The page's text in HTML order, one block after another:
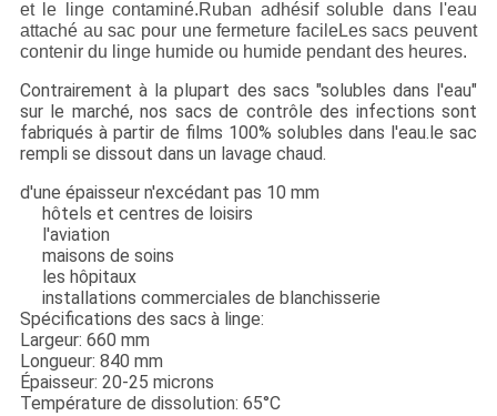
et le linge contaminé.Ruban adhésif soluble dans l'eau
attaché au sac pour une fermeture facileLes sacs peuvent
contenir du linge humide ou humide pendant des heures.
Contrairement à la plupart des sacs "solubles dans l'eau"
sur le marché, nos sacs de contrôle des infections sont
fabriqués à partir de films 100% solubles dans l'eau.le sac
rempli se dissout dans un lavage chaud.
d'une épaisseur n'excédant pas 10 mm
hôtels et centres de loisirs
l'aviation
maisons de soins
les hôpitaux
installations commerciales de blanchisserie
Spécifications des sacs à linge:
Largeur: 660 mm
Longueur: 840 mm
Épaisseur: 20-25 microns
Température de dissolution: 65°C